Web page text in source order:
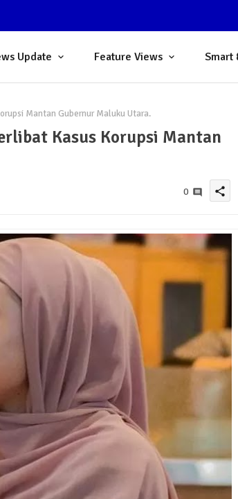
Update Feature Views Smart
Mantan Gubernur Maluku Utara.
Kasus Korupsi Mantan
0 share